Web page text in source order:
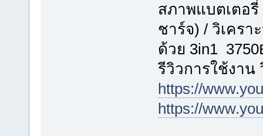
สภาพแบตเตอรี่
ชาร์จ) / วิเคร
ด้วย 3in1 3750
รีวิวการใช้งาน
https://
https://